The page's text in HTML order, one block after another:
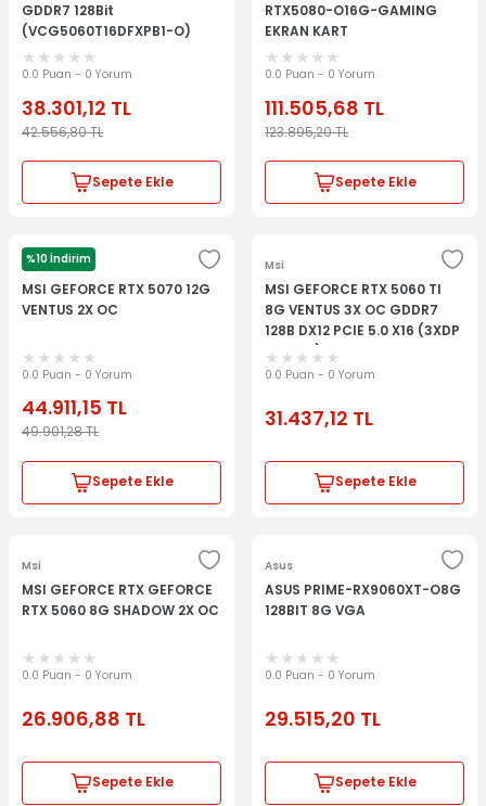
GDDR7 128Bit
(VCG5060T16DFXPB1-O)
Ekran Kartı
0.0 Puan - 0 Yorum
38.301,12 TL
42.556,80TL
Sepete Ekle
RTX5080-O16G-GAMING
EKRAN KART
0.0 Puan - 0 Yorum
111.505,68 TL
123.895,20TL
Sepete Ekle
%10 İndirim
Msi
MSI GEFORCE RTX 5070 12G
VENTUS 2X OC
0.0 Puan - 0 Yorum
44.911,15 TL
49.901,28TL
Sepete Ekle
Msi
MSI GEFORCE RTX 5060 TI
8G VENTUS 3X OC GDDR7
128B DX12 PCIE 5.0 X16 (3XDP
1XHDMI)
0.0 Puan - 0 Yorum
31.437,12 TL
Sepete Ekle
Msi
MSI GEFORCE RTX GEFORCE
RTX 5060 8G SHADOW 2X OC
0.0 Puan - 0 Yorum
26.906,88 TL
Sepete Ekle
Asus
ASUS PRIME-RX9060XT-O8G
128BIT 8G VGA
0.0 Puan - 0 Yorum
29.515,20 TL
Sepete Ekle